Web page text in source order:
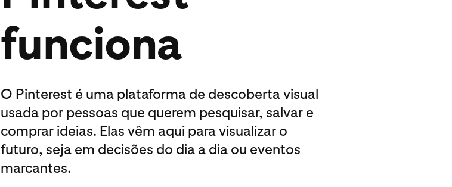
funciona
O Pinterest é uma plataforma de descoberta visual
usada por pessoas que querem pesquisar, salvar e
comprar ideias. Elas vêm aqui para visualizar o
futuro, seja em decisões do dia a dia ou eventos
marcantes.